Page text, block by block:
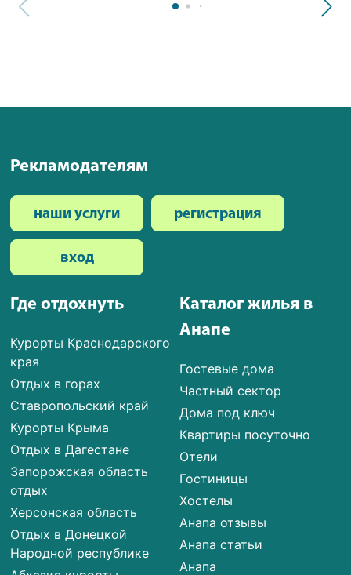
Где отдохнуть
Курорты Краснодарского
края
Отдых в горах
Ставропольский край
Курорты Крыма
Отдых в Дагестане
Запорожская область
отдых
Херсонская область
Отдых в Донецкой
Народной республике
Каталог жилья в
Анапе
Гостевые дома
Частный сектор
Дома под ключ
Квартиры посуточно
Отели
Гостиницы
Хостелы
Анапа отзывы
Анапа статьи
Анапа
Рекламодателям
наши услуги регистрация
вход